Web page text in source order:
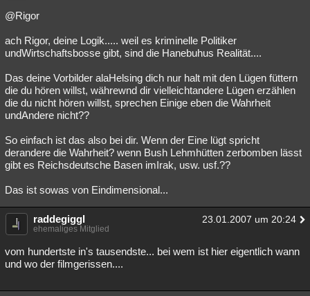
@Rigor
ach Rigor, deine Logik..... weil es kriminelle Politiker
undWirtschaftsbosse gibt, sind die Hanebuhus Realität....
Das deine Vorbilder alaHelsing dich nur halt mit den Lügen füttern
die du hören willst, währewnd dir vielleichtandere Lügen erzählen
die du nicht hören willst, sprechen Einige eben die Wahrheit
undAndere nicht??
So einfach ist das also bei dir. Wenn der Eine lügt spricht
derandere die Wahrheit? wenn Bush Lehmhütten zerbomben lässt
gibt es Reichsdeutsche Basen imIrak, usw. usf.??
Das ist sowas von Eindimensional...
raddegiggl 23.01.2007 um 20:24
ehemaliges Mitglied
vom hundertste in's tausendste... bei wem ist hier eigentlich wann
und wo der filmgerissen....